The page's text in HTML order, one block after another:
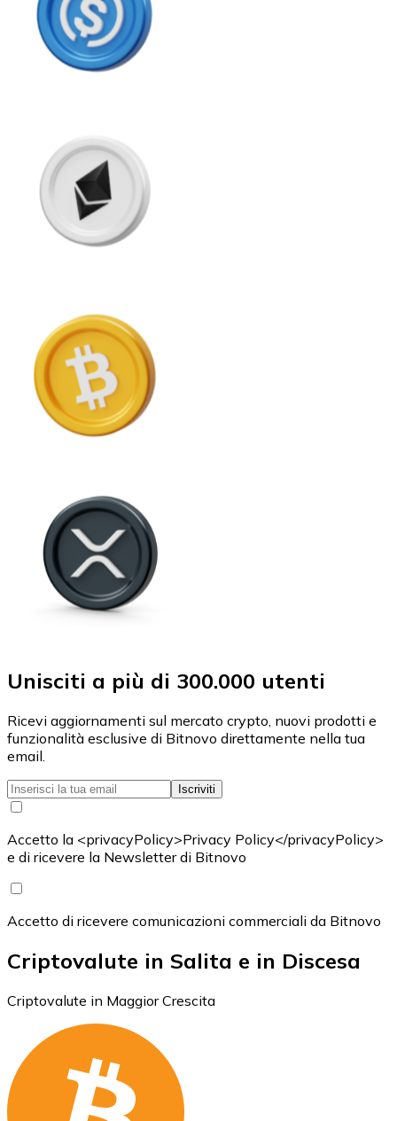
Unisciti a più di 300.000 utenti
Ricevi aggiornamenti sul mercato crypto, nuovi prodotti e
funzionalità esclusive di Bitnovo direttamente nella tua
email.
Iscriviti
Accetto la <privacyPolicy>Privacy Policy</privacyPolicy>
e di ricevere la Newsletter di Bitnovo
Accetto di ricevere comunicazioni commerciali da Bitnovo
Criptovalute in Salita e in Discesa
Criptovalute in Maggior Crescita